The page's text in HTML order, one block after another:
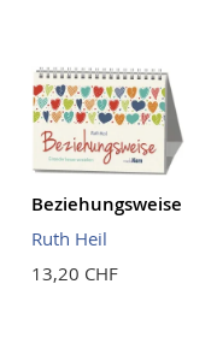
Beziehungsweise
Ruth Heil
13,20 CHF